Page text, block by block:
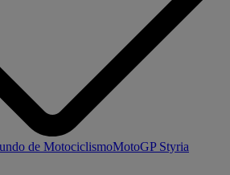
de MotociclismoMotoGP Styria